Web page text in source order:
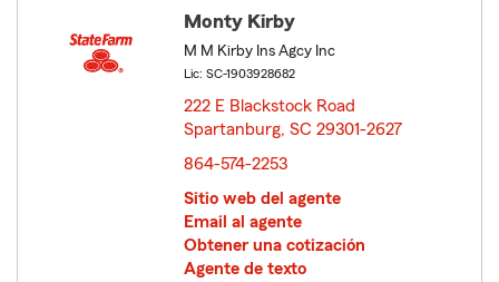
Monty Kirby
M M Kirby Ins Agcy Inc
Lic: SC-1903928682
222 E Blackstock Road
Spartanburg, SC 29301-2627
864-574-2253
Sitio web del agente
Email al agente
Obtener una cotización
Agente de texto